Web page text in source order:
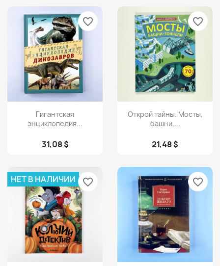
Просмотр
Гигантская
энциклопедия...
31,08 $
favorite_border
Просмотр
Открой тайны. Мосты,
башни,...
21,48 $
favorite_border
НЕТ В НАЛИЧИИ favorite_border favorite_border